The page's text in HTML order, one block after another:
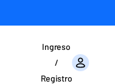
Ingreso
/
Registro